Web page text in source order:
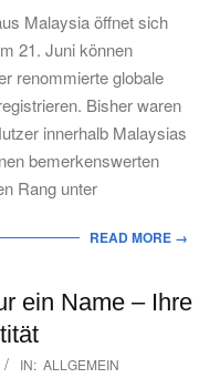
Malaysia öffnet sich
21. Juni können
renommierte globale
Bisher waren
innerhalb Malaysias
bemerkenswerten
Rang unter
READ MORE →
ein Name – Ihre
IN: ALLGEMEIN